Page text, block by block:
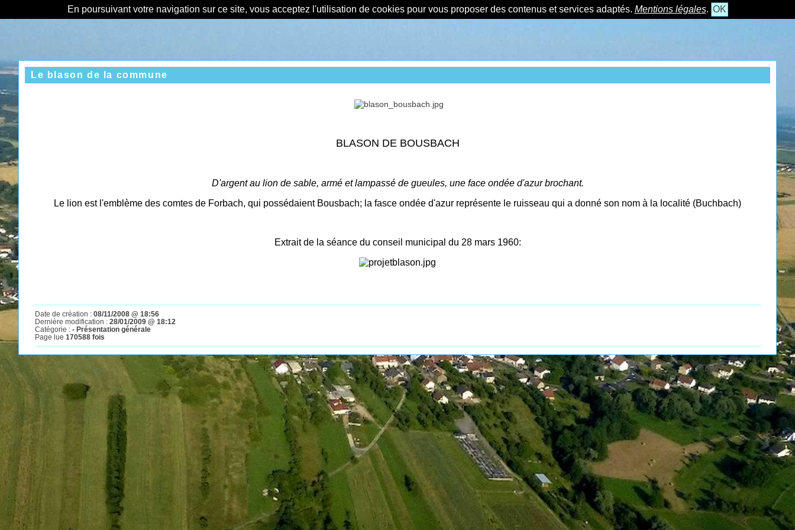
En poursuivant votre navigation sur ce site, vous acceptez l'utilisation de cookies pour vous proposer des contenus et services adaptés. Mentions légales. OK
Le blason de la commune
BLASON DE BOUSBACH
D'argent au lion de sable, armé et lampassé de gueules, une face ondée d'azur brochant.
Le lion est l'emblème des comtes de Forbach, qui possédaient Bousbach; la fasce ondée d'azur représente le ruisseau qui a donné son nom à la localité (Buchbach)
Extrait de la séance du conseil municipal du 28 mars 1960:
Date de création : 08/11/2008 @ 18:56
Dernière modification : 28/01/2009 @ 18:12
Catégorie : - Présentation générale
Page lue 170588 fois